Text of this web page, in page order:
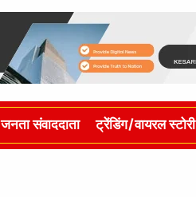
जनता संवाददाता ट्रेंडिंग/वायरल स्टोरी